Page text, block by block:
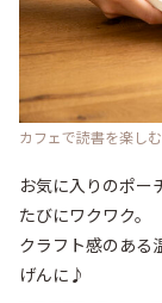
カフェで読書を楽し
お気に入りのポー
たびにワクワク。
クラフト感のある